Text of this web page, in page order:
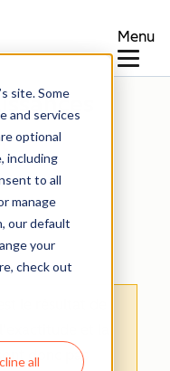
site. Some
and services
optional
including
to all
manage
our default
your
check out
all
Menu
et la
donc pas